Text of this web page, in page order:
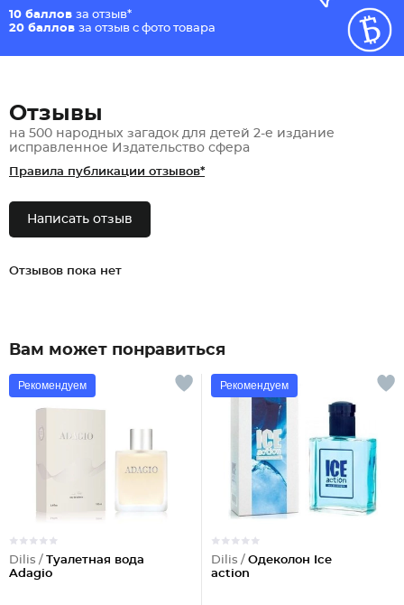
10 баллов за отзыв*
20 баллов за отзыв с фото товара
Отзывы
на 500 народных загадок для детей 2-е издание
исправленное Издательство сфера
Правила публикации отзывов*
Написать отзыв
Отзывов пока нет
Вам может понравиться
Рекомендуем
Dilis / Туалетная вода
Adagio
Рекомендуем
Dilis / Одеколон Ice
action